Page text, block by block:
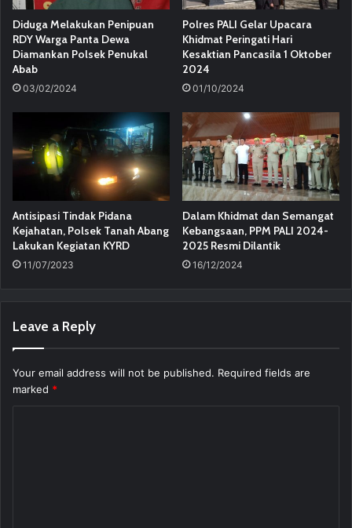
Diduga Melakukan Penipuan
RDY Warga Panta Dewa
Diamankan Polsek Penukal
Abab
03/02/2024
Polres PALI Gelar Upacara
Khidmat Peringati Hari
Kesaktian Pancasila 1 Oktober
2024
01/10/2024
Antisipasi Tindak Pidana
Kejahatan, Polsek Tanah Abang
Lakukan Kegiatan KYRD
11/07/2023
Dalam Khidmat dan Semangat
Kebangsaan, PPM PALI 2024-
2025 Resmi Dilantik
16/12/2024
Leave a Reply
Your email address will not be published. Required fields are
marked *